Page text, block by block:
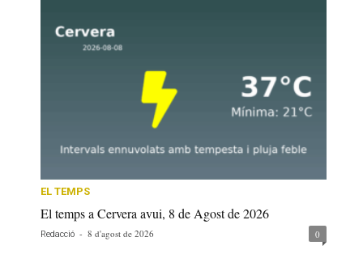
EL TEMPS
El temps a Cervera avui, 8 de Agost de 2026
Redacció - 8 d'agost de 2026 0